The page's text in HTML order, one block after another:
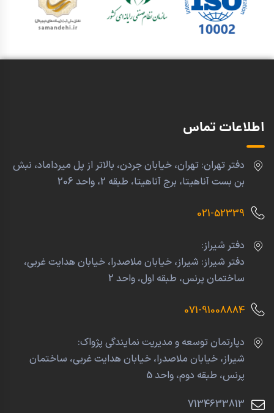
اطلاعات تماس
دفتر تهران: تهران، خیابان جردن، بالاتر از پل میرداماد، نبش
بن بست آناهیتا، برج آناهیتا، طبقه 2، واحد 206
021-52339
دفتر شیراز:
دفتر شیراز: شیراز، خیابان ملاصدرا، خیابان هدایت غربی،
ساختمان پرنس، طبقه اول، واحد 2
071-91008884
دپارتمان توسعه و مدیریت نمایندگی پژواک:
شیراز، خیابان ملاصدرا، خیابان هدایت غربی، ساختمان
پرنس، طبقه دوم، واحد 5
7134633813